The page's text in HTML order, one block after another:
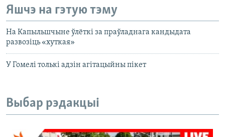
Яшчэ на гэтую тэму
На Капыльшчыне ўлёткі за праўладнага кандыдата
развозіць «хуткая»
У Гомелі толькі адзін агітацыйны пікет
Выбар рэдакцыі